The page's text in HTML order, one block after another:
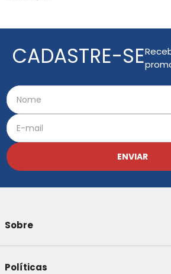
CADASTRE-SE
ENVIAR
Sobre
Políticas